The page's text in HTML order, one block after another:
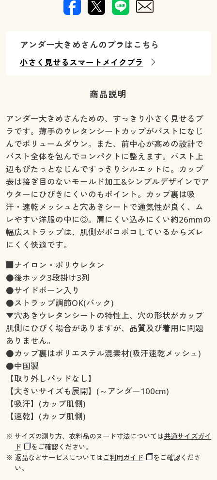
アンダー大きめさんのブラはこちら
小さく見せるスマートメイクブラ
商品説明
アンダー大きめさんための、すっきり小さく見せるブ
ラです。薄手のウレタンシートカップがバストになじ
んでボリュームダウン。また、前中心が高めの設計で
バスト全体を包んでコンパクトに整えます。バスト上
辺もぴたっとなじんですっきりシルエットに。カップ
表は接ぎ目のないモールド加工&シンプルデザインでア
ウターにひびきにくいのもポイント。カップ裏は吸
汗・速乾メッシュと穴あきシートで通気性が良く、ム
レやすい洋服の中に◎。肩にくい込みにくい約26mmの
幅広ストラップは、肌側がポコポコしているからズレ
にくく快適です。
■ナイロン・ポリウレタン
●後ホック3段掛け3列
●サイドボーン入り
●ストラップ調節OK(バック)
▼穴あきウレタンシートの特性上、穴の形状がカップ
肌側にひびく場合がありますが、品質及び着用に問題
ありません。
●カップ裏はポリエステル混素材(吸汗速乾メッシュ)
●中国製
【取り外しパッドなし】
【大きいサイズも展開】(～アンダー100cm)
【吸汗】(カップ肌側)
【速乾】(カップ肌側)
※ サイズの測り方、衣料品のヌード寸法については共通サイズガイ
ド
をご確認ください。
※ 返品などサービスについてはご利用ガイド
をご確認くださ
い。